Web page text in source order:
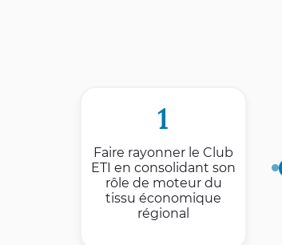
1
Faire rayonner le Club
ETI en consolidant son
rôle de moteur du
tissu économique
régional